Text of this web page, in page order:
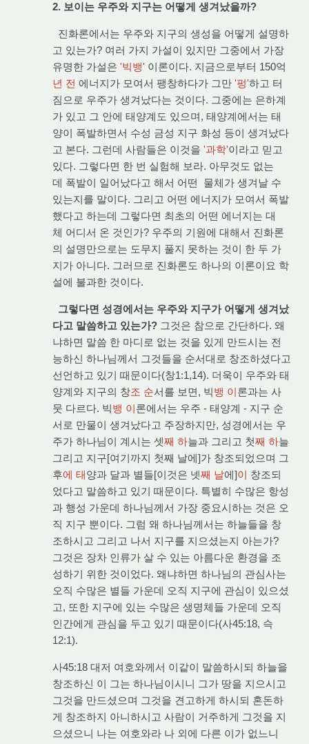
2. 보이는 우주와 지구는 어떻게 생겨났을까?
진화론에서는 우주와 지구의 생성을 어떻게 설명하
고 있는가? 여러 가지 가설이 있지만 그중에서 가장
유명한 가설은 '빅뱅' 이론이다. 지금으로부터 150억
년 전 에너지가 모여서 팽창하다가 그만 '펑'하고 터
짐으로 우주가 생겨났다는 것이다. 그중에는 은하계
가 있고 그 안에 태양계도 있으며, 태양계에서는 태
양이 폭발하면서 수성 금성 지구 화성 등이 생겨났다
고 본다. 그런데 사람들은 이것을 '과학'이라고 믿고
있다. 그렇다면 한 번 실험해 보라. 아무것도 없는
데 폭발이 일어났다고 해서 어떤 물체가 생겨날 수
있는지를 말이다. 그리고 어떤 에너지가 모여서 폭발
했다고 하는데 그렇다면 최초의 어떤 에너지는 대
체 어디서 온 것인가? 우주의 기원에 대해서 진화론
의 설명만으로는 도무지 풀지 못하는 것이 한 두 가
지가 아니다. 그러므로 진화론도 하나의 이론이요 학
설에 불과한 것이다.
그렇다면 성경에서는 우주와 지구가 어떻게 생겨났
다고 말씀하고 있는가? 그것은 참으로 간단하다. 왜
냐하면 말씀 한 마디로 없는 것을 있게 만드시는 전
능하신 하나님께서 그것들을 순서대로 창조하셨다고
선언하고 있기 때문이다(창1:1,14). 더욱이 우주와 태
양계와 지구의 창조 순서를 보면, 빅뱅 이론과는 사
뭇 다르다. 빅뱅 이론에서는 우주 - 태양계 - 지구 순
서로 만물이 생겨났다고 주장하지만, 성경에서는 우
주가 하나님이 계시는 셋째 하늘과 그리고 첫째 하늘
그리고 지구[여기까지 첫째 날에]가 창조되었으며 그
후에 태양과 달과 별들[이것은 넷째 날에]이 창조되
었다고 말씀하고 있기 때문이다. 특별히 수많은 항성
과 행성 가운데 하나님께서 가장 중요시하는 것은 오
직 지구 뿐이다. 그럼 왜 하나님께서는 하늘들을 창
조하시고 그리고 나서 지구를 지으셨는지 아는가?
그것은 장차 인류가 살 수 있는 아름다운 환경을 조
성하기 위한 것이었다. 왜냐하면 하나님의 관심사는
오직 수많은 별들 가운데 오직 지구에 관심이 있으셨
고, 또한 지구에 있는 수많은 생명체들 가운데 오직
인간에게 관심을 두고 있기 때문이다(사45:18, 슥
12:1).
사45:18 대저 여호와께서 이같이 말씀하시되 하늘을
창조하신 이 그는 하나님이시니 그가 땅을 지으시고
그것을 만드셨으며 그것을 견고하게 하시되 혼돈하
게 창조하지 아니하시고 사람이 거주하게 그것을 지
으셨으니 나는 여호와라 나 외에 다른 이가 없느니